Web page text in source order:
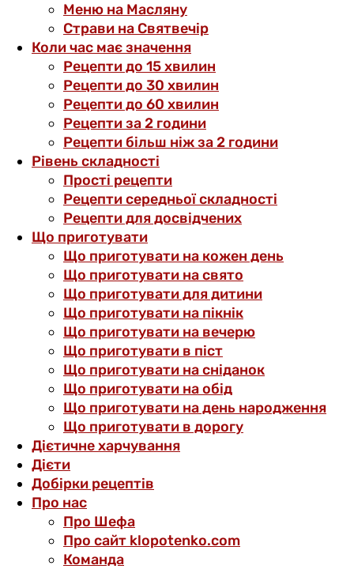
Меню на Масляну
Страви на Святвечір
Коли час має значення
Рецепти до 15 хвилин
Рецепти до 30 хвилин
Рецепти до 60 хвилин
Рецепти за 2 години
Рецепти більш ніж за 2 години
Рівень складності
Прості рецепти
Рецепти середньої складності
Рецепти для досвідчених
Що приготувати
Що приготувати на кожен день
Що приготувати на свято
Що приготувати для дитини
Що приготувати на пікнік
Що приготувати на вечерю
Що приготувати в піст
Що приготувати на сніданок
Що приготувати на обід
Що приготувати на день народження
Що приготувати в дорогу
Дієтичне харчування
Дієти
Добірки рецептів
Про нас
Про Шефа
Про сайт klopotenko.com
Команда